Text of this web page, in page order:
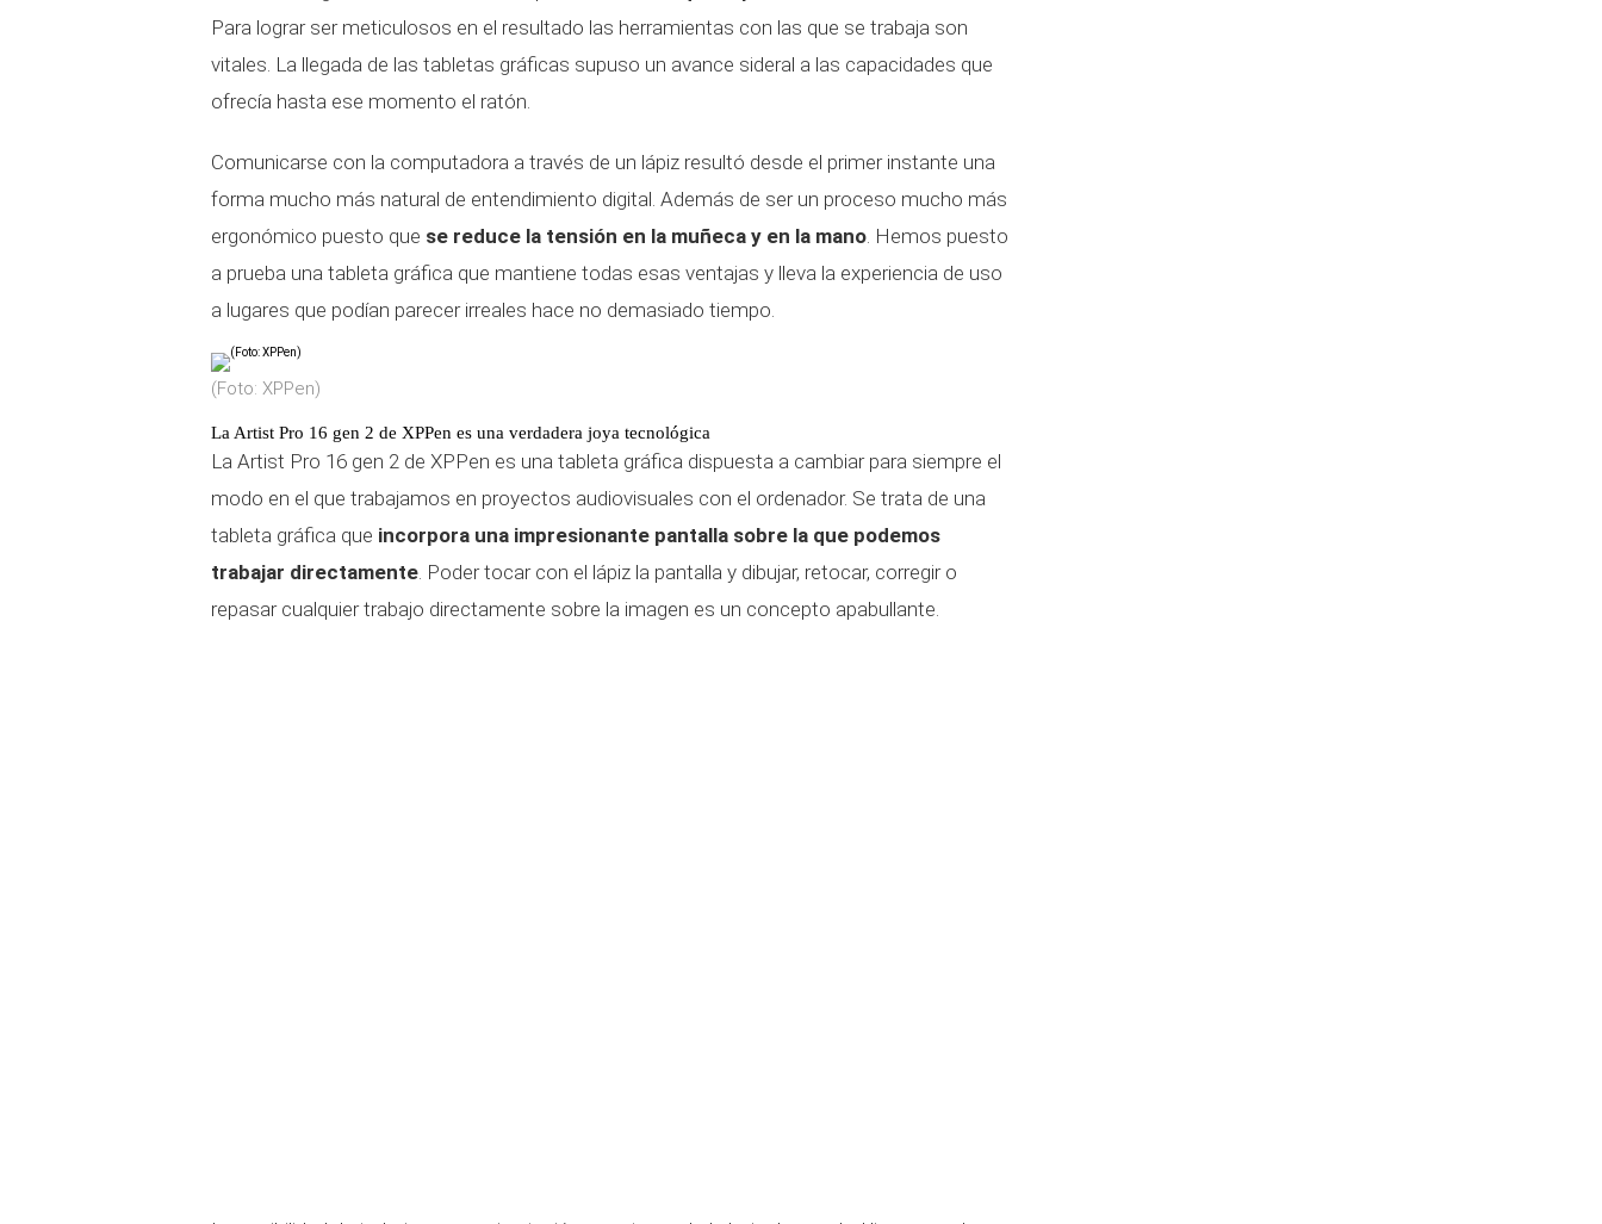
Para lograr ser meticulosos en el resultado las herramientas con las que se trabaja son
vitales. La llegada de las tabletas gráficas supuso un avance sideral a las capacidades que
ofrecía hasta ese momento el ratón.
Comunicarse con la computadora a través de un lápiz resultó desde el primer instante una
forma mucho más natural de entendimiento digital. Además de ser un proceso mucho más
ergonómico puesto que se reduce la tensión en la muñeca y en la mano. Hemos puesto
a prueba una tableta gráfica que mantiene todas esas ventajas y lleva la experiencia de uso
a lugares que podían parecer irreales hace no demasiado tiempo.
(Foto: XPPen)
La Artist Pro 16 gen 2 de XPPen es una verdadera joya tecnológica
La Artist Pro 16 gen 2 de XPPen es una tableta gráfica dispuesta a cambiar para siempre el
modo en el que trabajamos en proyectos audiovisuales con el ordenador. Se trata de una
tableta gráfica que incorpora una impresionante pantalla sobre la que podemos
trabajar directamente. Poder tocar con el lápiz la pantalla y dibujar, retocar, corregir o
repasar cualquier trabajo directamente sobre la imagen es un concepto apabullante.